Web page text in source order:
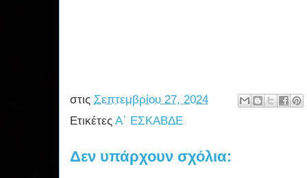
στις Σεπτεμβρίου 27, 2024
Ετικέτες Α΄ ΕΣΚΑΒΔΕ
Δεν υπάρχουν σχόλια: